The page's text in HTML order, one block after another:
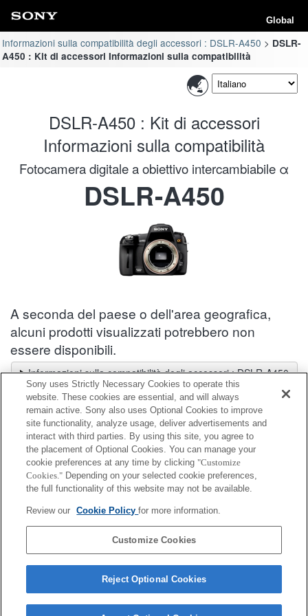
Global
Informazioni sulla compatibilità degli accessori : DSLR-A450
DSLR-
A450 : Kit di accessori Informazioni sulla compatibilità
DSLR-A450 : Kit di accessori
Informazioni sulla compatibilità
Fotocamera digitale a obiettivo intercambiabile α
DSLR-A450
A seconda del paese o dell'area geografica,
alcuni prodotti visualizzati potrebbero non
essere disponibili.
Informazioni sulla compatibilità degli accessori : DSLR-A450
Selettore obiettivi
Seleziona un obiettivo consigliato per le foto che desideri scattare
Kit di accessori
Completamente compatibile
ACC-FM1A
Sony uses Strictly Necessary Cookies to operate this
website. These cookies are essential, and will always
remain active. Sony also uses Optional Cookies to improve
site functionality, analyze usage, deliver advertisements and
interact with third parties. By using this site, you agree to
the placement of Optional Cookies. You can manage your
cookie preferences at any time by clicking "Customize
Cookies." Depending on your selected cookie preferences,
the full functionality of this website may not be available.
Review our Cookie Policyfor more information.
Customize Cookies
Reject Optional Cookies